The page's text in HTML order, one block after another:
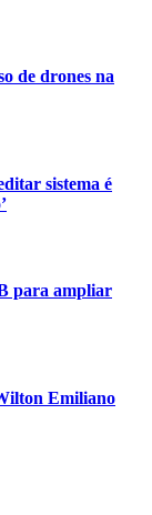
de drones na
sistema é
para ampliar
Emiliano